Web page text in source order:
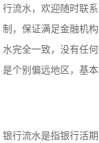
行流水，欢迎随时联
制，保证满足金融机
水完全一致，没有任
是个别偏远地区，基
银行流水是指银行活